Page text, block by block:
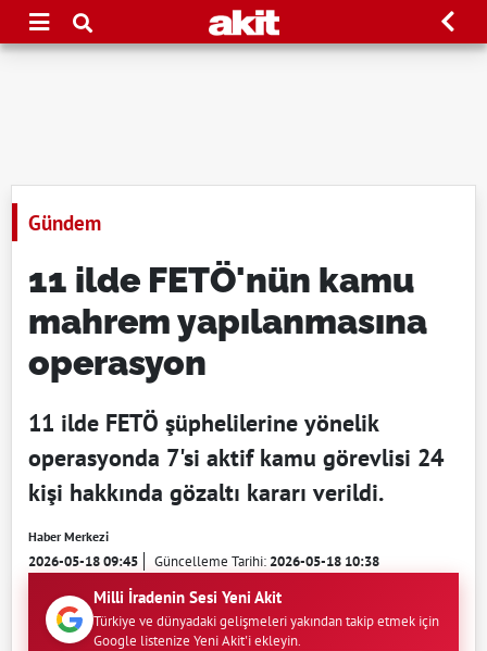
Gündem
11 ilde FETÖ'nün kamu
mahrem yapılanmasına
operasyon
11 ilde FETÖ şüphelilerine yönelik
operasyonda 7'si aktif kamu görevlisi 24
kişi hakkında gözaltı kararı verildi.
Haber Merkezi
2026-05-18 09:45 Güncelleme Tarihi:2026-05-18 10:38
Milli İradenin Sesi Yeni Akit
Türkiye ve dünyadaki gelişmeleri yakından takip etmek için
Google listenize Yeni Akit'i ekleyin.